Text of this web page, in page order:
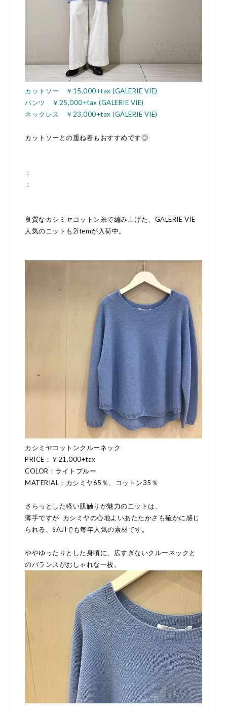
カットソー ￥15,000+tax (GALERIE VIE)
パンツ ￥25,000+tax (GALERIE VIE)
ネックレス ￥23,000+tax (GALERIE VIE)
カットソーとの重ね着もおすすめです◎
：
：
良質なカシミヤコットン糸で編み上げた、GALERIE VIE
人気のニットも2itemが入荷中。
カシミヤコットンクルーネック
PRICE：￥21,000+tax
COLOR：ライトブルー
MATERIAL：カシミヤ65％、コットン35％
さらっとした軽い肌触りが魅力のニットは、
薄手ですが カシミヤの心地よいあたたかさも確かに感じ
られる、SAJIでも毎年人気の素材です。
ややゆったりとした身頃に、広すぎないクルーネックと
のバランスがおしゃれな一枚。